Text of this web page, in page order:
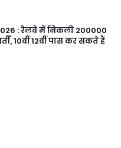
: रेलवे में निकली 200000
10वीं 12वीं पास कर सकते हैं